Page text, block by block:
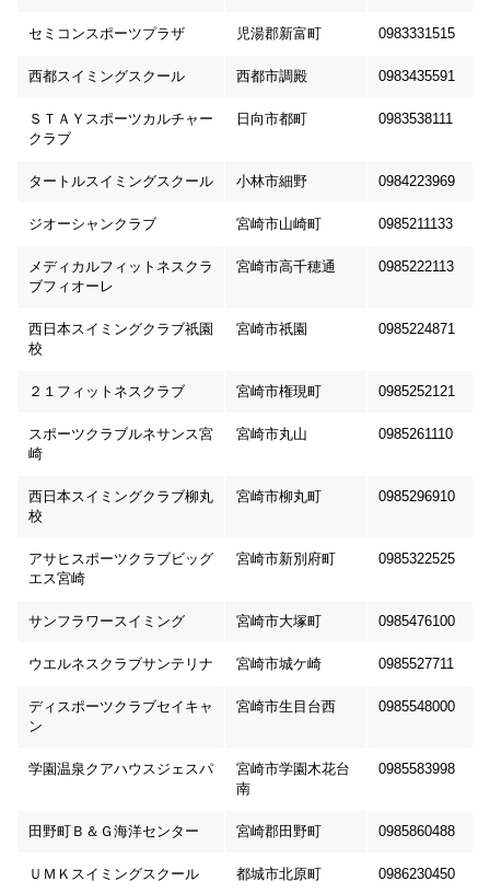
セミコンスポーツプラザ 児湯郡新富町 0983331515
西都スイミングスクール 西都市調殿 0983435591
ＳＴＡＹスポーツカルチャー
クラブ
日向市都町 0983538111
タートルスイミングスクール 小林市細野 0984223969
ジオーシャンクラブ 宮崎市山崎町 0985211133
メディカルフィットネスクラ
ブフィオーレ
宮崎市高千穂通 0985222113
西日本スイミングクラブ祇園
校
宮崎市祇園 0985224871
２１フィットネスクラブ 宮崎市権現町 0985252121
スポーツクラブルネサンス宮
崎
宮崎市丸山 0985261110
西日本スイミングクラブ柳丸
校
宮崎市柳丸町 0985296910
アサヒスポーツクラブビッグ
エス宮崎
宮崎市新別府町 0985322525
サンフラワースイミング 宮崎市大塚町 0985476100
ウエルネスクラブサンテリナ 宮崎市城ケ崎 0985527711
ディスポーツクラブセイキャ
ン
宮崎市生目台西 0985548000
学園温泉クアハウスジェスパ
宮崎市学園木花台
南
0985583998
田野町Ｂ＆Ｇ海洋センター 宮崎郡田野町 0985860488
ＵＭＫスイミングスクール 都城市北原町 0986230450